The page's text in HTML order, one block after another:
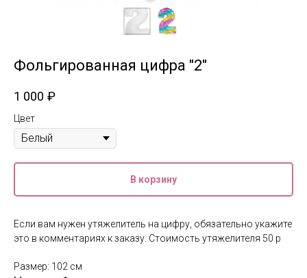
Фольгированная цифра "2"
1 000 ₽
Цвет
В корзину
Если вам нужен утяжелитель на цифру, обязательно укажите
это в комментариях к заказу. Стоимость утяжелителя 50 р
Размер: 102 см